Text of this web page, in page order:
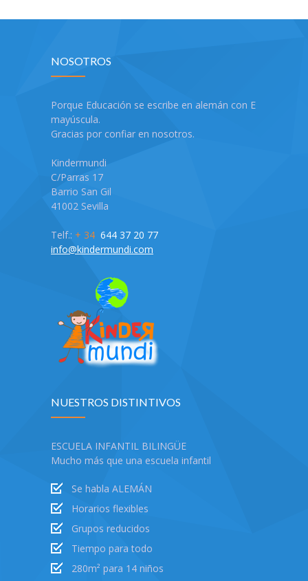
NOSOTROS
Porque Educación se escribe en alemán con E
mayúscula.
Gracias por confiar en nosotros.
Kindermundi
C/Parras 17
Barrio San Gil
41002 Sevilla
Telf.: + 34 644 37 20 77
info@kindermundi.com
NUESTROS DISTINTIVOS
ESCUELA INFANTIL BILINGÜE
Mucho más que una escuela infantil
Se habla ALEMÁN
Horarios flexibles
Grupos reducidos
Tiempo para todo
280m² para 14 niños